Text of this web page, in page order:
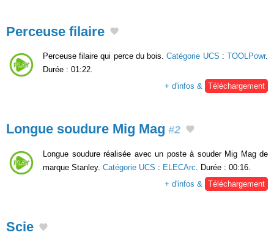
Perceuse filaire
Perceuse filaire qui perce du bois.Catégorie UCS :TOOLPowr.
Durée : 01:22.
+ d'infos & Téléchargement
Longue soudure Mig Mag #2
Longue soudure réalisée avec un poste à souder Mig Mag de
marque Stanley. Catégorie UCS : ELECArc . Durée : 00:16.
+ d'infos &
Téléchargement
Scie